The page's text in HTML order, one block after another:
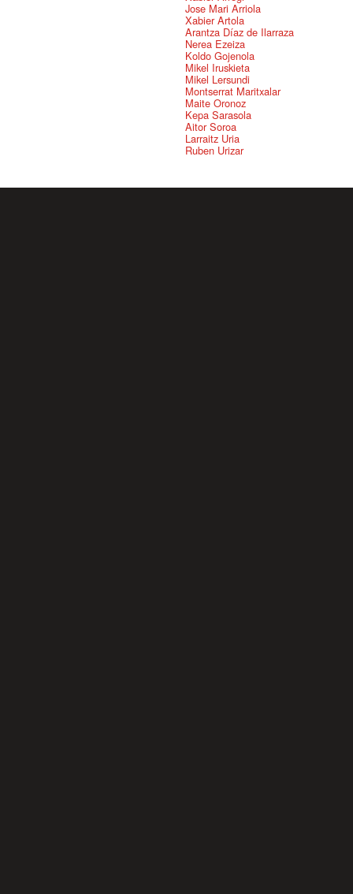
Jose Mari Arriola
Xabier Artola
Arantza Díaz de Ilarraza
Nerea Ezeiza
Koldo Gojenola
Mikel Iruskieta
Mikel Lersundi
Montserrat Maritxalar
Maite Oronoz
Kepa Sarasola
Aitor Soroa
Larraitz Uria
Ruben Urizar